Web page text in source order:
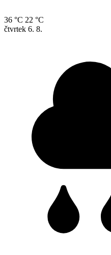
36 °C 22 °C
čtvrtek 6. 8.